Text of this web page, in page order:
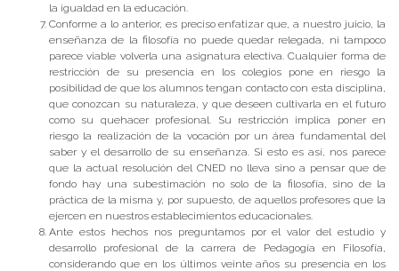
la igualdad en la educación.
Conforme a lo anterior, es preciso enfatizar que, a nuestro juicio, la
enseñanza de la filosofía no puede quedar relegada, ni tampoco
parece viable volverla una asignatura electiva. Cualquier forma de
restricción de su presencia en los colegios pone en riesgo la
posibilidad de que los alumnos tengan contacto con esta disciplina,
que conozcan su naturaleza, y que deseen cultivarla en el futuro
como su quehacer profesional. Su restricción implica poner en
riesgo la realización de la vocación por un área fundamental del
saber y el desarrollo de su enseñanza. Si esto es así, nos parece
que la actual resolución del CNED no lleva sino a pensar que de
fondo hay una subestimación no solo de la filosofía, sino de la
práctica de la misma y, por supuesto, de aquellos profesores que la
ejercen en nuestros establecimientos educacionales.
Ante estos hechos nos preguntamos por el valor del estudio y
desarrollo profesional de la carrera de Pedagogía en Filosofía,
considerando que en los últimos veinte años su presencia en los